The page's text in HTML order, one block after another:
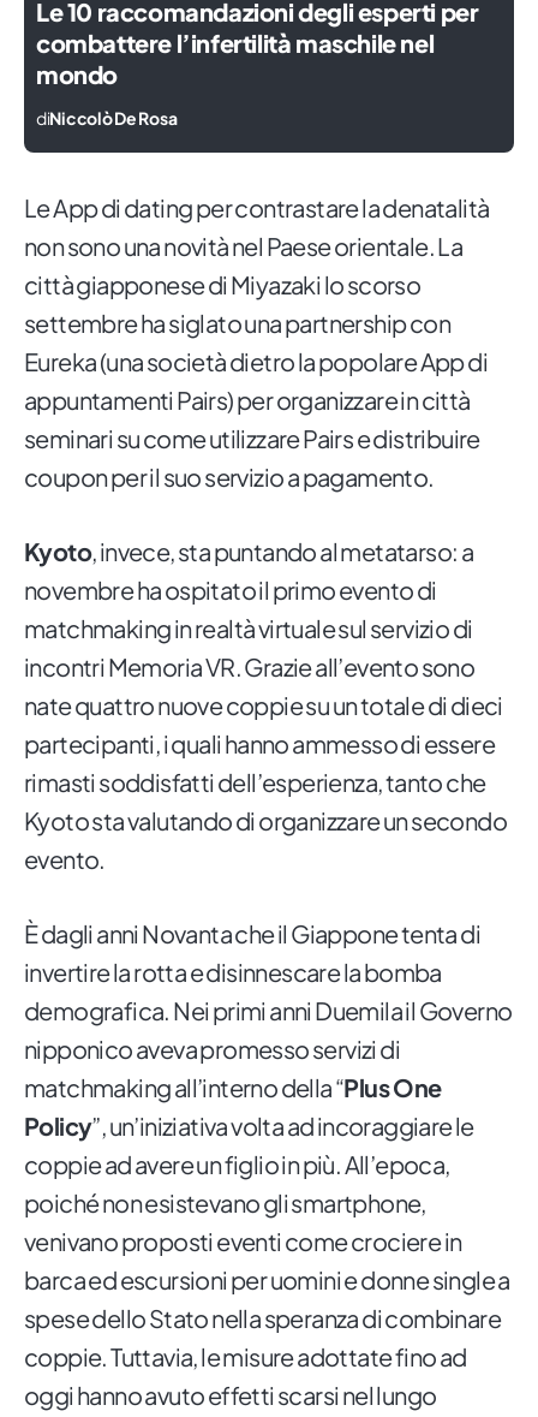
Le 10 raccomandazioni degli esperti per
combattere l’infertilità maschile nel
mondo
diNiccolò De Rosa
Le App di dating per contrastare la denatalità
non sono una novità nel Paese orientale. La
città giapponese di Miyazaki lo scorso
settembre ha siglato una partnership con
Eureka (una società dietro la popolare App di
appuntamenti Pairs) per organizzare in città
seminari su come utilizzare Pairs e distribuire
coupon per il suo servizio a pagamento.
Kyoto, invece, sta puntando al metatarso: a
novembre ha ospitato il primo evento di
matchmaking in realtà virtuale sul servizio di
incontri Memoria VR. Grazie all’evento sono
nate quattro nuove coppie su un totale di dieci
partecipanti, i quali hanno ammesso di essere
rimasti soddisfatti dell’esperienza, tanto che
Kyoto sta valutando di organizzare un secondo
evento.
È dagli anni Novanta che il Giappone tenta di
invertire la rotta e disinnescare la bomba
demografica. Nei primi anni Duemila il Governo
nipponico aveva promesso servizi di
matchmaking all’interno della “Plus One
Policy”, un’iniziativa volta ad incoraggiare le
coppie ad avere un figlio in più. All’epoca,
poiché non esistevano gli smartphone,
venivano proposti eventi come crociere in
barca ed escursioni per uomini e donne single a
spese dello Stato nella speranza di combinare
coppie. Tuttavia, le misure adottate fino ad
oggi hanno avuto effetti scarsi nel lungo